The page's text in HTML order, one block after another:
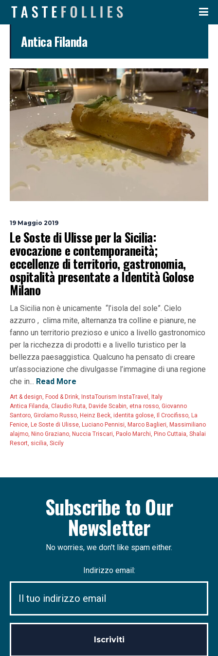
Antica Filanda
19 Maggio 2019
Le Soste di Ulisse per la Sicilia:
evocazione e contemporaneità;
eccellenze di territorio, gastronomia,
ospitalità presentate a Identità Golose
Milano
La Sicilia non è unicamente “l’isola del sole”. Cielo
azzurro , clima mite, alternanza tra colline e pianure, ne
fanno un territorio prezioso e unico a livello gastronomico
per la ricchezza di prodotti e a livello turistico per la
bellezza paesaggistica. Qualcuno ha pensato di creare
un’associazione che divulgasse l’immagine di una regione
che in... Read More
Art & design, Food & Drink, InstaTourism InstaTravel , Italy
Antica Filanda, Claudio Ruta, Davide Scabin, etna rosso, Giovanno
Santoro, Girolamo Russo, Heinz Beck, identita golose, Il Crocifisso, La
Fenice, Le Soste di Ulisse, Luciano Pennisi, Marco Baglieri, Massimiliano
alajmo, Nino Graziano, Nuccia Triscari, Paolo Marchi, Pino Cuttaia, Shalai
Resort, sicilia, Sicily
Subscribe to Our
Newsletter
No worries, we don't like spam either.
Indirizzo email: